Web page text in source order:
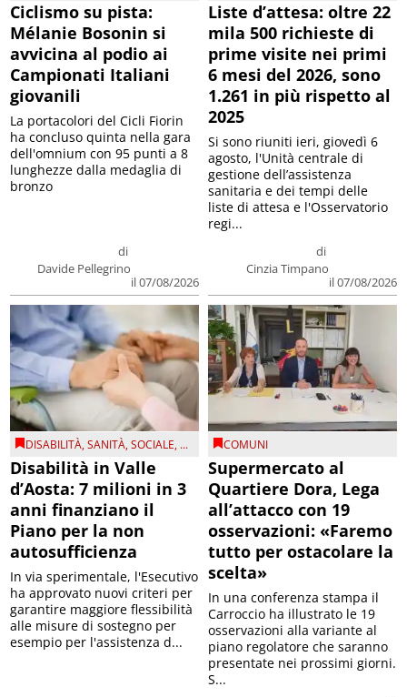
Ciclismo su pista:
Mélanie Bosonin si
avvicina al podio ai
Campionati Italiani
giovanili
di
Davide Pellegrino
il 07/08/2026
La portacolori del Cicli Fiorin
ha concluso quinta nella gara
dell'omnium con 95 punti a 8
lunghezze dalla medaglia di
bronzo
Liste d’attesa: oltre 22
mila 500 richieste di
prime visite nei primi
6 mesi del 2026, sono
1.261 in più rispetto al
2025
di
Cinzia Timpano
il 07/08/2026
Si sono riuniti ieri, giovedì 6
agosto, l'Unità centrale di
gestione dell’assistenza
sanitaria e dei tempi delle
liste di attesa e l'Osservatorio
regi...
DISABILITÀ,SANITÀ,SOCIALE, ...
Disabilità in Valle
d’Aosta: 7 milioni in 3
anni finanziano il
Piano per la non
autosufficienza
In via sperimentale, l'Esecutivo
ha approvato nuovi criteri per
garantire maggiore flessibilità
alle misure di sostegno per
esempio per l'assistenza d...
COMUNI
Supermercato al
Quartiere Dora, Lega
all’attacco con 19
osservazioni: «Faremo
tutto per ostacolare la
scelta»
In una conferenza stampa il
Carroccio ha illustrato le 19
osservazioni alla variante al
piano regolatore che saranno
presentate nei prossimi giorni.
S...